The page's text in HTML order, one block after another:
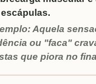
Aquela
ou "faca"
que piora no